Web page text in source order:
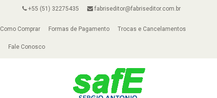
+55 (51) 32275435 fabriseditor@fabriseditor.com.br
Como Comprar Formas de Pagamento Trocas e Cancelamentos
Fale Conosco